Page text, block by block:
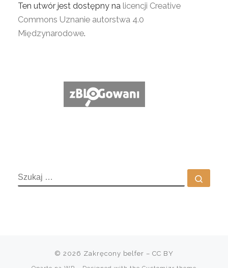
Ten utwór jest dostępny na licencji Creative
Commons Uznanie autorstwa 4.0
Międzynarodowe.
SZUKAJ
© 2026 Zakręcony belfer – CC BY